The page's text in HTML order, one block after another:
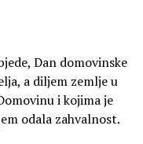
Dan domovinske
a diljem zemlje u
i kojima je
odala zahvalnost.